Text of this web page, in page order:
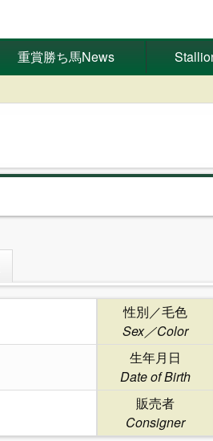
重賞勝ち馬News
性別／毛色
Sex／Color
生年月日
Date of Birth
販売者
Consigner